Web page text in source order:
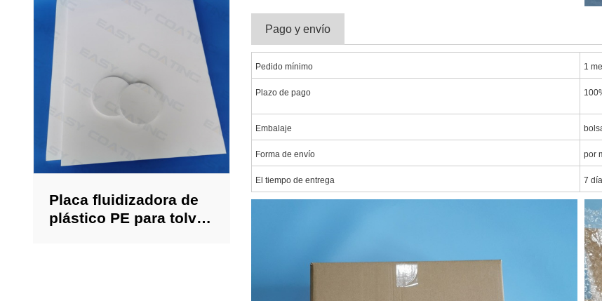
Placa fluidizadora de
plástico PE para tolvas
Pago y envío
Pedido mínimo 1
Plazo de pago
Embalaje
Forma de envío por
El tiempo de entrega 7